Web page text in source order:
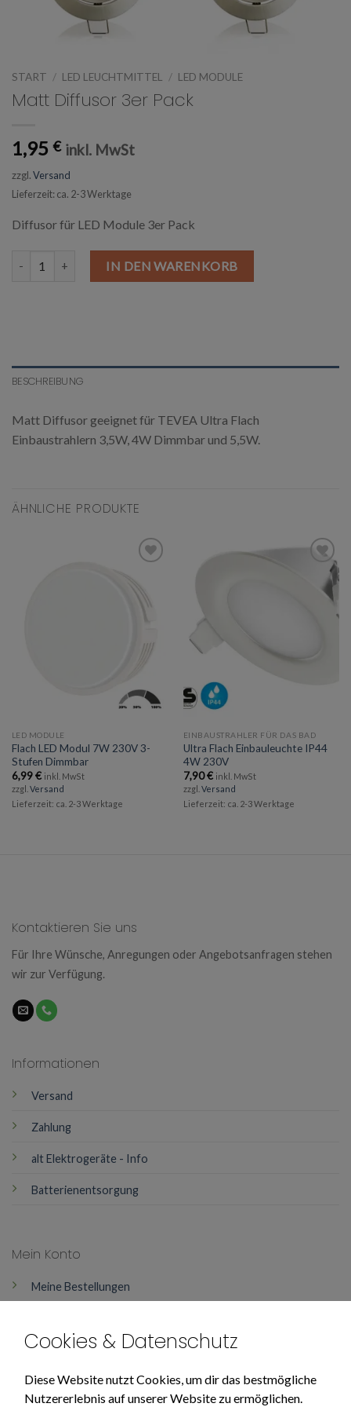
START / LED LEUCHTMITTEL / LED MODULE
Matt Diffusor 3er Pack
1,95 € inkl. MwSt
zzgl.Versand
Lieferzeit: ca. 2-3 Werktage
Diffusor für LED Module 3er Pack
Matt Diffusor 3er Pack MengeIN DEN WARENKORB
BESCHREIBUNG
Matt Diffusor geeignet für TEVEA Ultra Flach
Einbaustrahlern 3,5W, 4W Dimmbar und 5,5W.
ÄHNLICHE PRODUKTE
Add to
wishlist
LED MODULE
Flach LED Modul 7W 230V 3-
Stufen Dimmbar
6,99€ inkl. MwSt
zzgl. Versand
Lieferzeit: ca. 2-3 Werktage
Add to
EINBAUSTRAHLER FÜR DAS BAD
Ultra Flach Einbauleuchte IP44
4W 230V
7,90€ inkl. MwSt
zzgl. Versand
Lieferzeit: ca. 2-3 Werktage
Kontaktieren Sie uns
Für Ihre Wünsche, Anregungen oder Angebotsanfragen stehen
wir zur Verfügung.
Mein Konto
Meine Bestellungen
Über Uns
Informationen
Versand
Zahlung
alt Elektrogeräte - Info
Batterienentsorgung
Cookies & Datenschutz
Diese Website nutzt Cookies, um dir das bestmögliche
Nutzererlebnis auf unserer Website zu ermöglichen.